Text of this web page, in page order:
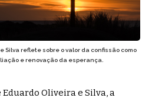
Silva reflete sobre o valor da confissão como
e renovação da esperança.
Eduardo Oliveira e Silva, a